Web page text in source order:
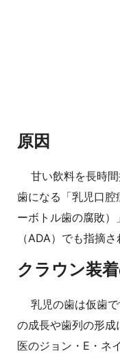
原因
甘い飲料を長時
歯になる「乳児口
ーボトル歯の腐敗
（ADA）でも指摘さ
クラウン装
乳児の歯は仮歯
の成長や歯列の形
医のジョン・E・ネ